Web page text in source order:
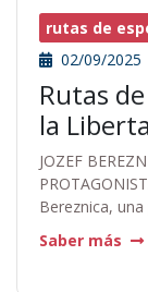
rutas de
02/09/2025
Rutas
la
JOZEF
Bereznica,
Saber más